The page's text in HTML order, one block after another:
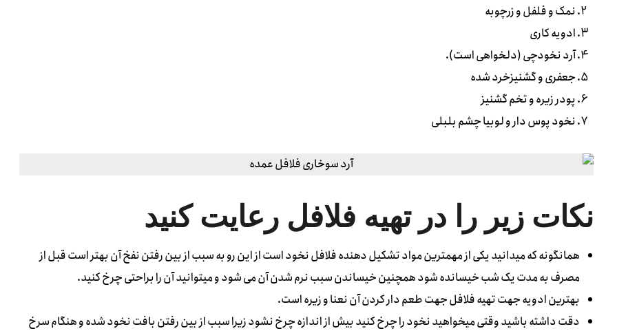
نمک و فلفل و زرچوبه
ادویه کاری
آرد نخودچی (دلخواهی است).
جعفری و گشنیزخرد شده
پودر زیره و تخم گشنیز
نخود پوس دار و لوبیا چشم بلبلی
نکات زیر را در تهیه فلافل رعایت کنید
همانگونه که میدانید یکی از مهمترین مواد تشکیل دهنده فلافل نخود است از این رو به سبب از بین رفتن نفخ آن بهتر است قبل از
مصرف به مدت یک شب خیسانده شود همچنین خیساندن سبب نرم شدن آن می شود و میتوانید آن را براحتی چرخ کنید.
بهترین ادویه جهت تهیه فلافل جهت طعم دار کردن آن نعنا و زیره است.
دقت داشته باشید وقتی میخواهید نخود را چرخ کنید بیش از اندازه چرخ نشود زیرا سبب از بین رفتن بافت نخود شده و هنگام سرخ